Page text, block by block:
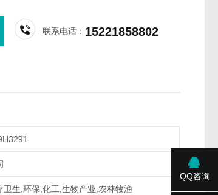
联系电话： 15221858802
卫生,环保,化工,生物产业,农林牧渔
QQ咨询